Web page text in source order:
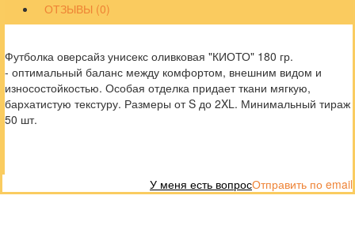
ОТЗЫВЫ (0)
Футболка оверсайз унисекс оливковая "КИОТО" 180 гр.
- оптимальный баланс между комфортом, внешним видом и
износостойкостью. Особая отделка придает ткани мягкую,
бархатистую текстуру. Размеры от S до 2XL. Минимальный тираж
50 шт.
Отправить по email
У меня есть вопрос